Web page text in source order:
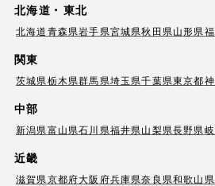
北海道・東北
北海道青森県岩手県宮城県秋田県山形県
関東
茨城県栃木県群馬県埼玉県千葉県東京都
中部
新潟県富山県石川県福井県山梨県長野県
近畿
滋賀県京都府大阪府兵庫県奈良県和歌山県